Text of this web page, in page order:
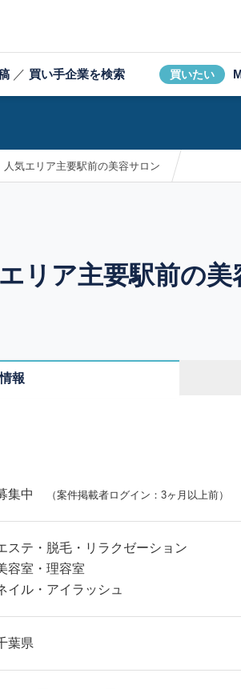
／ 買い手企業を検索 買いたい
人気エリア主要駅前の美容サロン
リア主要駅前の美
報
集中 （案件掲載者ログイン：3ヶ月以上前）
ステ・脱毛・リラクゼーション
容室・理容室
イル・アイラッシュ
葉県